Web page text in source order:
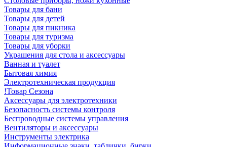
Товары для бани
Товары для детей
Товары для пикника
Товары для туризма
Товары для уборки
Украшения для стола и аксессуары
Ванная и туалет
Бытовая химия
Электротехническая продукция
!Товар Сезона
Аксессуары для электротехники
Безопасность системы контроля
Беспроводные системы управления
Вентиляторы и аксессуары
Инструменты электрика